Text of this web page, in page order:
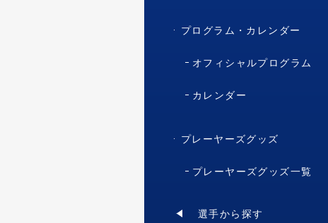
プログラム・カレンダー
オフィシャルプログラム
カレンダー
プレーヤーズグッズ
プレーヤーズグッズ一覧
選手から探す